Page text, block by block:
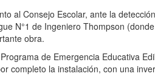
al Consejo Escolar, ante la
N°1 de Ingeniero Thompson
obra.
de Emergencia Educativa
completo la instalación, con una